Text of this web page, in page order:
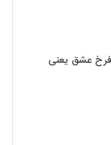
فرخ عشق یعنی